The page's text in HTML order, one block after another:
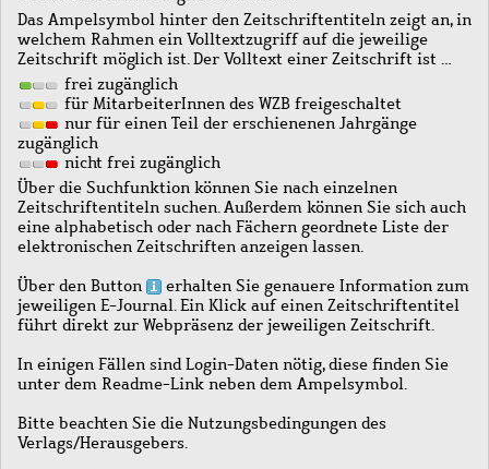
Das Ampelsymbol hinter den Zeitschriftentiteln zeigt an, in
welchem Rahmen ein Volltextzugriff auf die jeweilige
Zeitschrift möglich ist. Der Volltext einer Zeitschrift ist …
frei zugänglich
für MitarbeiterInnen des WZB freigeschaltet
nur für einen Teil der erschienenen Jahrgänge
zugänglich
nicht frei zugänglich
Über die Suchfunktion können Sie nach einzelnen
Zeitschriftentiteln suchen. Außerdem können Sie sich auch
eine alphabetisch oder nach Fächern geordnete Liste der
elektronischen Zeitschriften anzeigen lassen.
Über den Button
erhalten Sie genauere Information zum
jeweiligen E-Journal. Ein Klick auf einen Zeitschriftentitel
führt direkt zur Webpräsenz der jeweiligen Zeitschrift.
In einigen Fällen sind Login-Daten nötig, diese finden Sie
unter dem Readme-Link neben dem Ampelsymbol.
Bitte beachten Sie die Nutzungsbedingungen des
Verlags/Herausgebers.